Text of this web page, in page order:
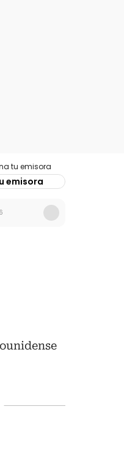
tu emisora
emisora